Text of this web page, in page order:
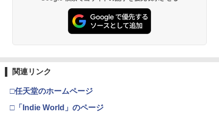
ルド6） 【予約特典】DLC「トゥームス
トーンパック」 同梱 オリジナルBOX入
り ＆ 記念カード & LEDライト 同梱 - PS
5 B0FKN6ZL1H
￥3,280
縦置き 冷却ファン スタンド 冷却パッド
収納 充電LEDランプ 充電指示ランプ付
[ 押井守 ]
劇場版 カードキャプターさくら 封印さ
プロダクトコード 封入
￥7,286
￥11,980
￥7,681
【純正品】Xbox ワイヤレス コントロー
4
【純正品】Xbox 充電式バッテリー + US
窩座再来 通常版 [DVD]
￥3,523
(オリジナル特典:オリジナル巾着＋メー
カー特典:【坤と離】二振りの剣、十翼よ
り来たる！スタジオ描き下ろしイラスト
ボード付) [Blu-ray]
関連リンク
□任天堂のホームページ
□「Indie World」のページ